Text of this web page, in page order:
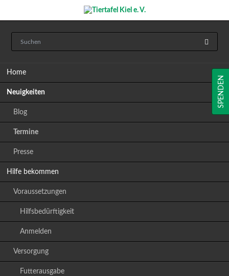
Home
Neuigkeiten
Blog
Termine
Presse
Hilfe bekommen
Voraussetzungen
Hilfsbedürftigkeit
Anmelden
Versorgung
Futterausgabe
SPENDEN